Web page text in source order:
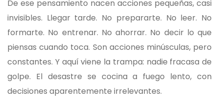
De ese pensamiento nacen acciones pequeñas, casi
invisibles. Llegar tarde. No prepararte. No leer. No
formarte. No entrenar. No ahorrar. No decir lo que
piensas cuando toca. Son acciones minúsculas, pero
constantes. Y aquí viene la trampa: nadie fracasa de
golpe. El desastre se cocina a fuego lento, con
decisiones aparentemente irrelevantes.